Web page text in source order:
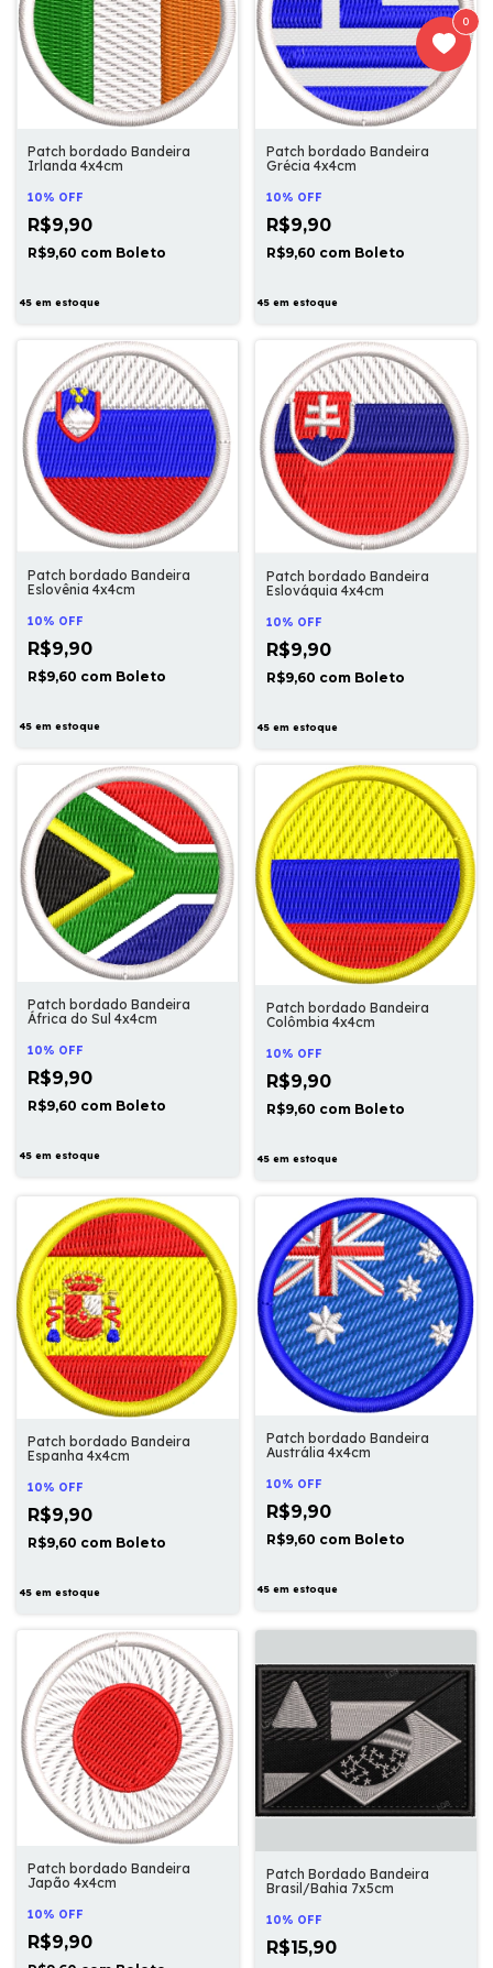
Patch bordado Bandeira
Irlanda 4x4cm
10% OFF
R$9,90
R$9,60 com Boleto
45em estoque
Patch bordado Bandeira
Grécia 4x4cm
10% OFF
R$9,90
R$9,60 com Boleto
45 em estoque
Patch bordado Bandeira
Eslovênia 4x4cm
10% OFF
R$9,90
R$9,60 com Boleto
45em estoque
Patch bordado Bandeira
Eslováquia 4x4cm
10% OFF
R$9,90
R$9,60 com Boleto
45 em estoque
Patch bordado Bandeira
África do Sul 4x4cm
10% OFF
R$9,90
R$9,60 com Boleto
45em estoque
Patch bordado Bandeira
Colômbia 4x4cm
10% OFF
R$9,90
R$9,60 com Boleto
45 em estoque
Patch bordado Bandeira
Espanha 4x4cm
10% OFF
R$9,90
R$9,60 com Boleto
45em estoque
Patch bordado Bandeira
Austrália 4x4cm
10% OFF
R$9,90
R$9,60 com Boleto
45 em estoque
Patch bordado Bandeira
Japão 4x4cm
10% OFF
R$9,90
Patch Bordado Bandeira
Brasil/Bahia 7x5cm
10% OFF
R$15,90
0